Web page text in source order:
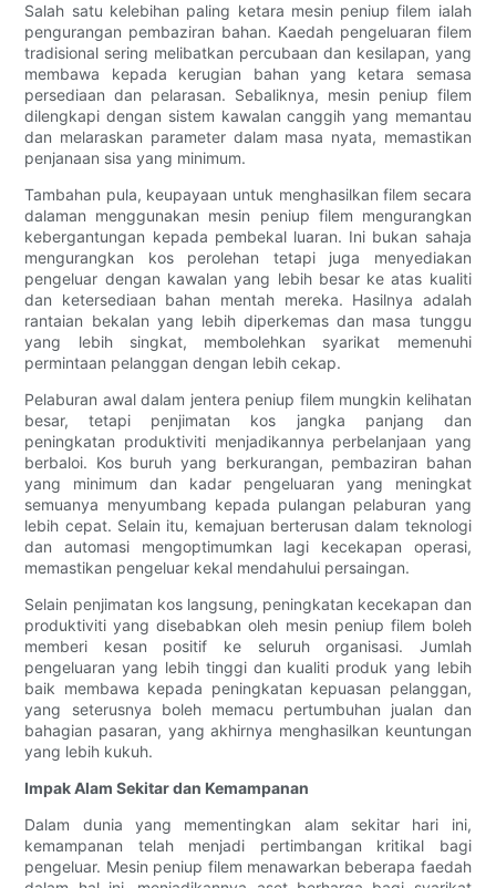
Salah satu kelebihan paling ketara mesin peniup filem ialah
pengurangan pembaziran bahan. Kaedah pengeluaran filem
tradisional sering melibatkan percubaan dan kesilapan, yang
membawa kepada kerugian bahan yang ketara semasa
persediaan dan pelarasan. Sebaliknya, mesin peniup filem
dilengkapi dengan sistem kawalan canggih yang memantau
dan melaraskan parameter dalam masa nyata, memastikan
penjanaan sisa yang minimum.
Tambahan pula, keupayaan untuk menghasilkan filem secara
dalaman menggunakan mesin peniup filem mengurangkan
kebergantungan kepada pembekal luaran. Ini bukan sahaja
mengurangkan kos perolehan tetapi juga menyediakan
pengeluar dengan kawalan yang lebih besar ke atas kualiti
dan ketersediaan bahan mentah mereka. Hasilnya adalah
rantaian bekalan yang lebih diperkemas dan masa tunggu
yang lebih singkat, membolehkan syarikat memenuhi
permintaan pelanggan dengan lebih cekap.
Pelaburan awal dalam jentera peniup filem mungkin kelihatan
besar, tetapi penjimatan kos jangka panjang dan
peningkatan produktiviti menjadikannya perbelanjaan yang
berbaloi. Kos buruh yang berkurangan, pembaziran bahan
yang minimum dan kadar pengeluaran yang meningkat
semuanya menyumbang kepada pulangan pelaburan yang
lebih cepat. Selain itu, kemajuan berterusan dalam teknologi
dan automasi mengoptimumkan lagi kecekapan operasi,
memastikan pengeluar kekal mendahului persaingan.
Selain penjimatan kos langsung, peningkatan kecekapan dan
produktiviti yang disebabkan oleh mesin peniup filem boleh
memberi kesan positif ke seluruh organisasi. Jumlah
pengeluaran yang lebih tinggi dan kualiti produk yang lebih
baik membawa kepada peningkatan kepuasan pelanggan,
yang seterusnya boleh memacu pertumbuhan jualan dan
bahagian pasaran, yang akhirnya menghasilkan keuntungan
yang lebih kukuh.
Impak Alam Sekitar dan Kemampanan
Dalam dunia yang mementingkan alam sekitar hari ini,
kemampanan telah menjadi pertimbangan kritikal bagi
pengeluar. Mesin peniup filem menawarkan beberapa faedah